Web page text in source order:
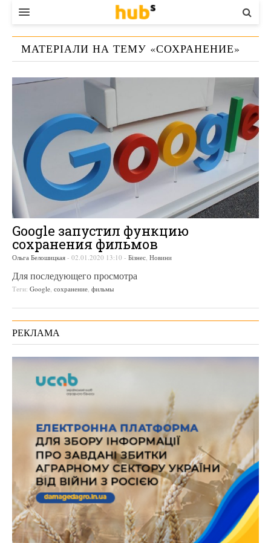
ВЛАДА
ЕКОНОМІКА
БІЗНЕС
КОНТАКТИ
МАТЕРІАЛИ НА ТЕМУ «СОХРАНЕНИЕ»
Google запустил функцию
сохранения фильмов
Ольга Белошицкая - 02.01.2020 13:10 - Бізнес, Новини
Для последующего просмотра
Теги: Google, сохранение, фильмы
РЕКЛАМА